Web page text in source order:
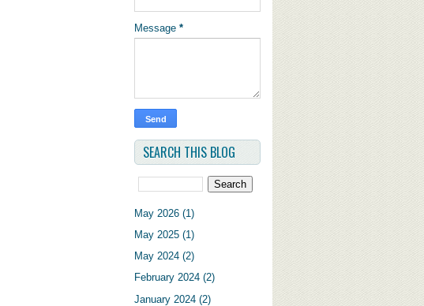
Message *
SEARCH THIS BLOG
May 2026 (1)
May 2025 (1)
May 2024 (2)
February 2024 (2)
January 2024 (2)